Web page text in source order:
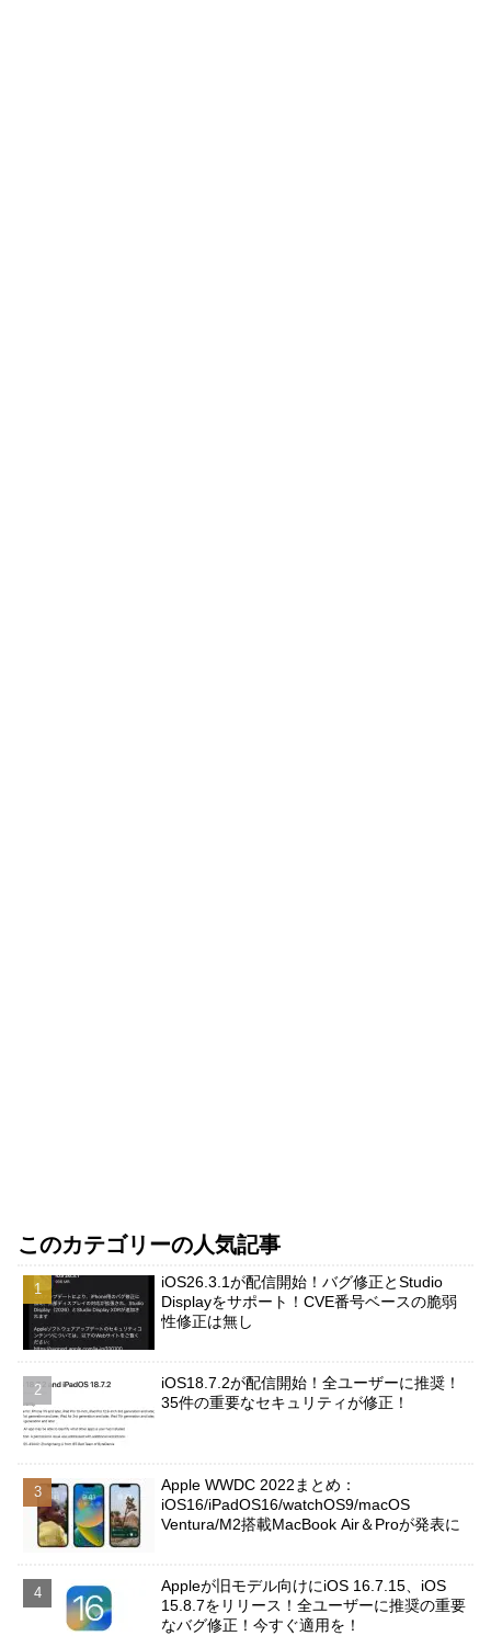
このカテゴリーの人気記事
iOS26.3.1が配信開始！バグ修正とStudio
Displayをサポート！CVE番号ベースの脆弱
性修正は無し
iOS18.7.2が配信開始！全ユーザーに推奨！
35件の重要なセキュリティが修正！
Apple WWDC 2022まとめ：
iOS16/iPadOS16/watchOS9/macOS
Ventura/M2搭載MacBook Air＆Proが発表に
Appleが旧モデル向けにiOS 16.7.15、iOS
15.8.7をリリース！全ユーザーに推奨の重要
なバグ修正！今すぐ適用を！